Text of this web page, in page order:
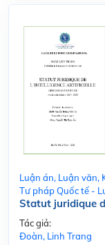
Luận án, Luận văn,
Tư pháp Quốc tế -
Statut juridique
Tác giả:
Đoàn, Linh Trang